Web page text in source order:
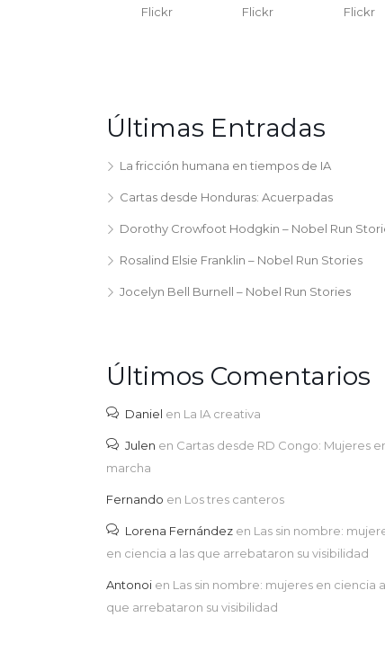
Últimas Entradas
La fricción humana en tiempos de IA
Cartas desde Honduras: Acuerpadas
Dorothy Crowfoot Hodgkin – Nobel Run
Rosalind Elsie Franklin – Nobel Run Stories
Jocelyn Bell Burnell – Nobel Run Stories
Últimos Comentarios
Daniel en La IA creativa
Julen en Cartas desde RD Congo: Mujeres
marcha
Fernando en Los tres canteros
Lorena Fernández en Las sin nombre:
en ciencia a las que arrebataron su visibilidad
Antonoi en Las sin nombre: mujeres en ciencia
que arrebataron su visibilidad